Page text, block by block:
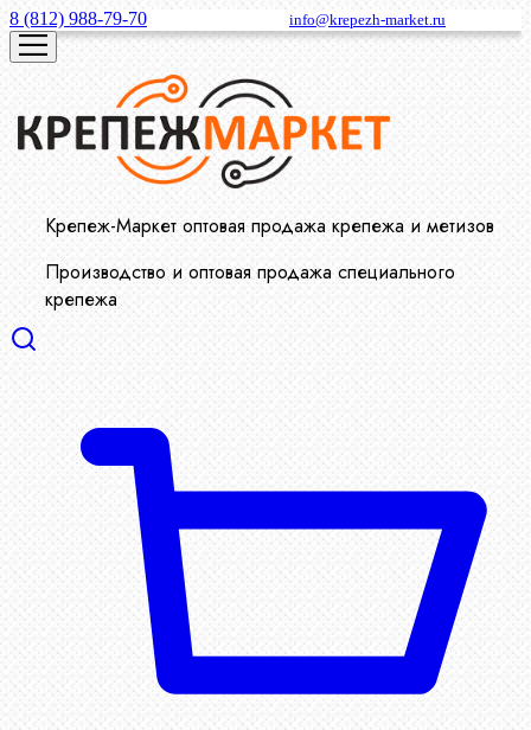
8 (812) 988-79-70 info@krepezh-market.ru
Крепеж-Маркет оптовая продажа крепежа и метизов
Производство и оптовая продажа специального
крепежа